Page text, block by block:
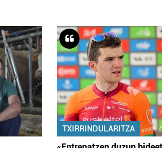
TXIRRINDULARITZA